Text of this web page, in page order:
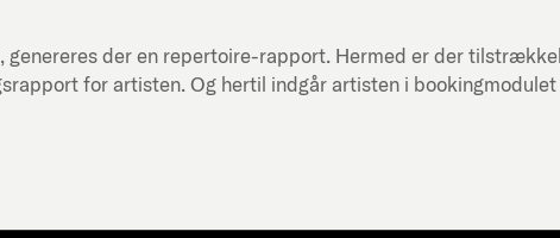
genereres der en repertoire-rapport. Hermed er der
for artisten. Og hertil indgår artisten i